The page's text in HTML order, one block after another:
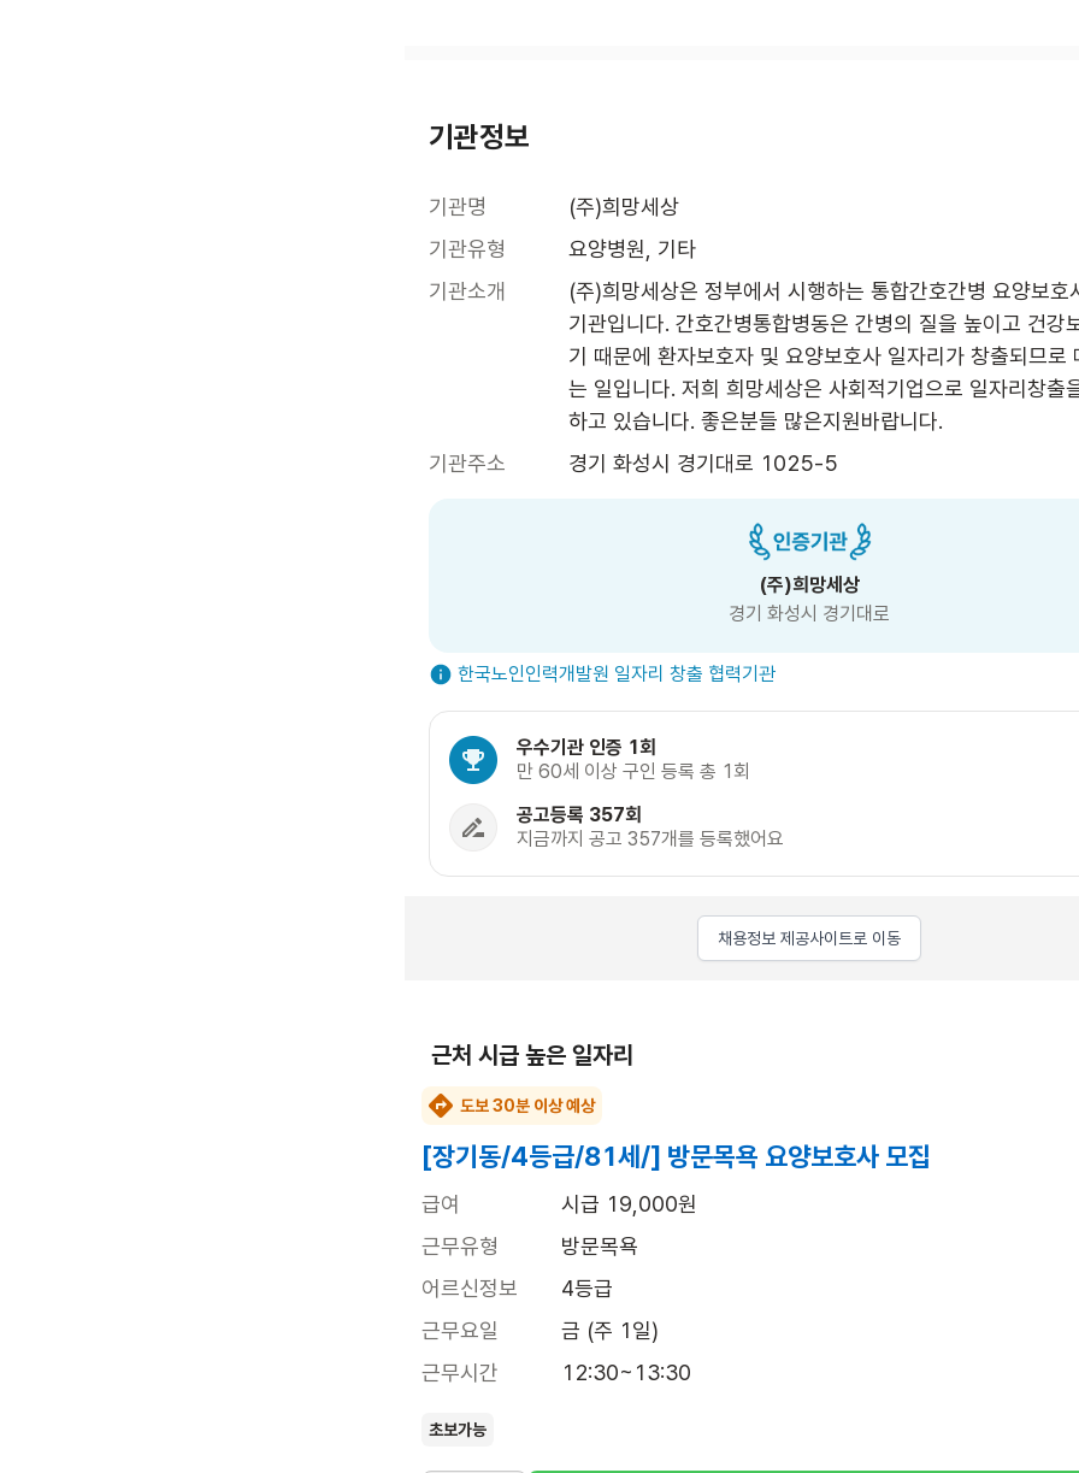
기관정보
기관명
(주)희망세상
기관유형
요양병원, 기타
기관소개
(주)희망세상은 정부에서 시행하는 통합간호간병 요양보호
기관입니다. 간호간병통합병동은 간병의 질을 높이고 건강
기 때문에 환자보호자 및 요양보호사 일자리가 창출되므로
는 일입니다. 저희 희망세상은 사회적기업으로 일자리창출
하고 있습니다. 좋은분들 많은지원바랍니다.
기관주소
경기 화성시 경기대로 1025-5
(주)희망세상
경기 화성시 경기대로
한국노인인력개발원 일자리 창출 협력기관
우수기관 인증 1회
만 60세 이상 구인 등록 총 1회
공고등록 357회
지금까지 공고 357개를 등록했어요
채용정보 제공사이트로 이동
근처 시급 높은 일자리
도보 30분 이상 예상
[장기동/4등급/81세/] 방문목욕 요양보호사 모집
급여
시급 19,000원
근무유형
방문목욕
어르신정보
4등급
근무요일
금 (주 1일)
근무시간
12:30~13:30
초보가능